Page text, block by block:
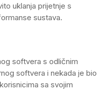
uklanja prijetnje s
sustava.
softvera s odličnim
softvera i nekada je bio
sa svojim